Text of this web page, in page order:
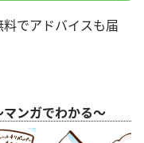
でアドバイスも届
ンガでわかる～